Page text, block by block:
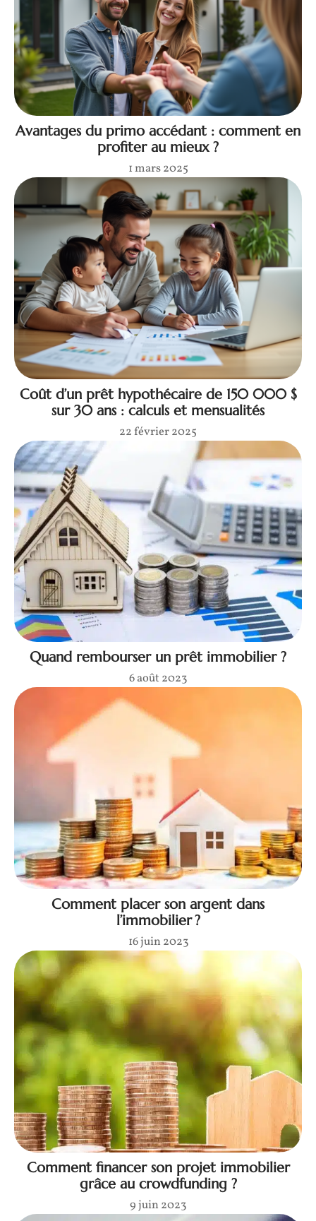
Avantages du primo accédant : comment en
profiter au mieux ?
1 mars 2025
Coût d’un prêt hypothécaire de 150 000 $
sur 30 ans : calculs et mensualités
22 février 2025
Quand rembourser un prêt immobilier ?
6 août 2023
Comment placer son argent dans
l’immobilier ?
16 juin 2023
Comment financer son projet immobilier
grâce au crowdfunding ?
9 juin 2023